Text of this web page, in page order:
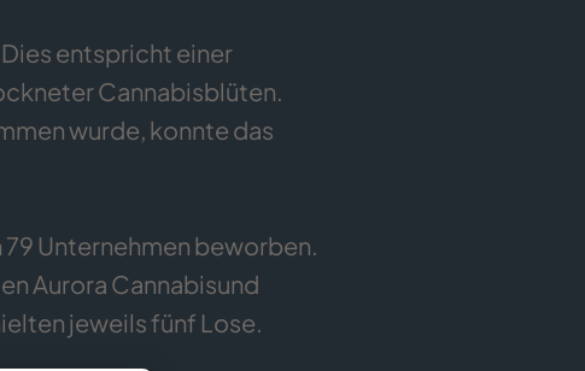
entspricht einer
Cannabisblüten.
wurde, konnte das
Unternehmen beworben.
Aurora Cannabisund
jeweils fünf Lose.